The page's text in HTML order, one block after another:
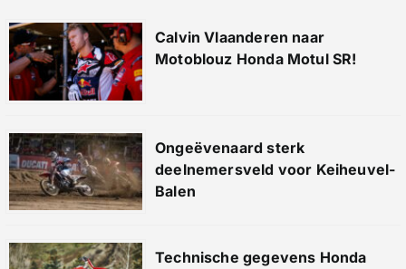
Calvin Vlaanderen naar
Motoblouz Honda Motul SR!
Ongeëvenaard sterk
deelnemersveld voor Keiheuvel-
Balen
Technische gegevens Honda